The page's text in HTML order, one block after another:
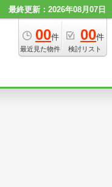
最終更新：2026年08月07日
00件
最近見た物件
00件
検討リスト